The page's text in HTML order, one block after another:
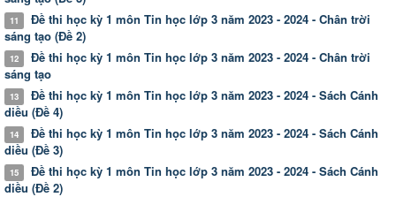
11 Đề thi học kỳ 1 môn Tin học lớp 3 năm 2023 - 2024 - Chân trời
sáng tạo (Đề 2)
12 Đề thi học kỳ 1 môn Tin học lớp 3 năm 2023 - 2024 - Chân trời
sáng tạo
13 Đề thi học kỳ 1 môn Tin học lớp 3 năm 2023 - 2024 - Sách Cánh
diều (Đề 4)
14 Đề thi học kỳ 1 môn Tin học lớp 3 năm 2023 - 2024 - Sách Cánh
diều (Đề 3)
15 Đề thi học kỳ 1 môn Tin học lớp 3 năm 2023 - 2024 - Sách Cánh
diều (Đề 2)